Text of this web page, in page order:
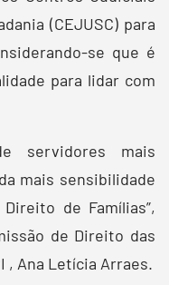
(CEJUSC) para
se que é
para lidar com
servidores mais
mais sensibilidade
de Famílias”,
de Direito das
, Ana Letícia Arraes.